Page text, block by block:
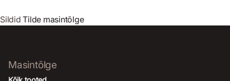
SildidTilde masintõlge
Masintõlge